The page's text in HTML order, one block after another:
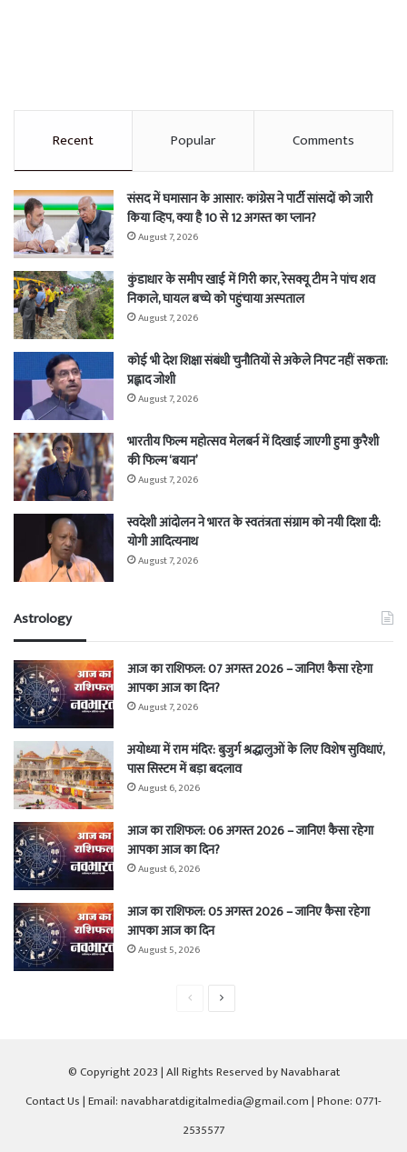
Recent Popular Comments
संसद में घमासान के आसार: कांग्रेस ने पार्टी सांसदों को जारी
किया व्हिप, क्या है 10 से 12 अगस्त का प्लान?
August 7, 2026
कुंडाधार के समीप खाई में गिरी कार, रेसक्यू टीम ने पांच शव
निकाले, घायल बच्चे को पहुंचाया अस्पताल
August 7, 2026
कोई भी देश शिक्षा संबंधी चुनौतियों से अकेले निपट नहीं सकता:
प्रह्लाद जोशी
August 7, 2026
भारतीय फिल्म महोत्सव मेलबर्न में दिखाई जाएगी हुमा कुरैशी
की फिल्म ‘बयान’
August 7, 2026
स्वदेशी आंदोलन ने भारत के स्वतंत्रता संग्राम को नयी दिशा दी:
योगी आदित्यनाथ
August 7, 2026
Astrology
आज का राशिफल: 07 अगस्त 2026 – जानिए! कैसा रहेगा
आपका आज का दिन?
August 7, 2026
अयोध्या में राम मंदिर: बुजुर्ग श्रद्धालुओं के लिए विशेष सुविधाएं,
पास सिस्टम में बड़ा बदलाव
August 6, 2026
आज का राशिफल: 06 अगस्त 2026 – जानिए! कैसा रहेगा
आपका आज का दिन?
August 6, 2026
आज का राशिफल: 05 अगस्त 2026 – जानिए कैसा रहेगा
आपका आज का दिन
August 5, 2026
PreviousNext
© Copyright 2023 | All Rights Reserved by Navabharat
Contact Us| Email: navabharatdigitalmedia@gmail.com | Phone: 0771-
2535577